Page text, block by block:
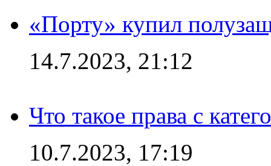
«Порту» купил
14.7.2023, 21:12
Что такое права с
10.7.2023, 17:19